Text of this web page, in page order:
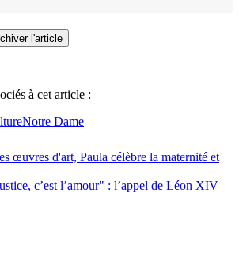
l'article
à cet article :
Notre Dame
œuvres d'art, Paula célèbre la maternité et
c’est l’amour" : l’appel de Léon XIV